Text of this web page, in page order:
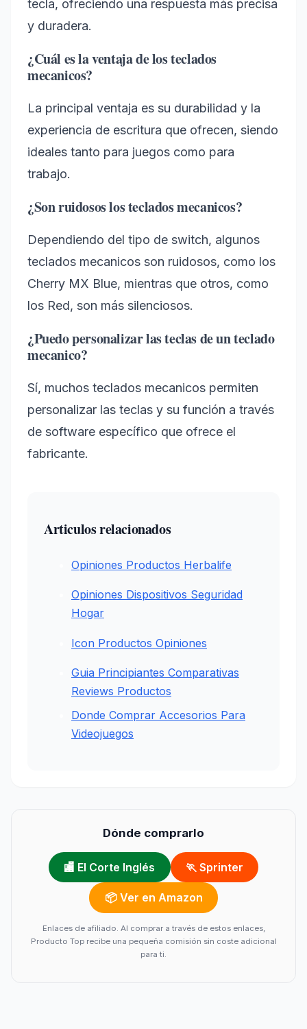
tecla, ofreciendo una respuesta más precisa
y duradera.
¿Cuál es la ventaja de los teclados
mecanicos?
La principal ventaja es su durabilidad y la
experiencia de escritura que ofrecen, siendo
ideales tanto para juegos como para
trabajo.
¿Son ruidosos los teclados mecanicos?
Dependiendo del tipo de switch, algunos
teclados mecanicos son ruidosos, como los
Cherry MX Blue, mientras que otros, como
los Red, son más silenciosos.
¿Puedo personalizar las teclas de un teclado
mecanico?
Sí, muchos teclados mecanicos permiten
personalizar las teclas y su función a través
de software específico que ofrece el
fabricante.
Articulos relacionados
Opiniones Productos Herbalife
Opiniones Dispositivos Seguridad
Hogar
Icon Productos Opiniones
Guia Principiantes Comparativas
Reviews Productos
Donde Comprar Accesorios Para
Videojuegos
Dónde comprarlo
🏬 El Corte Inglés 🏃 Sprinter
📦 Ver en Amazon
Enlaces de afiliado. Al comprar a través de estos enlaces,
Producto Top recibe una pequeña comisión sin coste adicional
para ti.